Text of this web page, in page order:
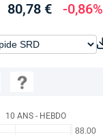
80,78 € -0,86%
10 ANS - HEBDO